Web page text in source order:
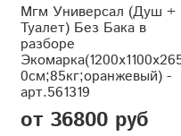
Мгм Универсал (Душ +
Туалет) Без Бака в
разборе
0см;85кг;оранжевый) -
арт.561319
от 36800 руб